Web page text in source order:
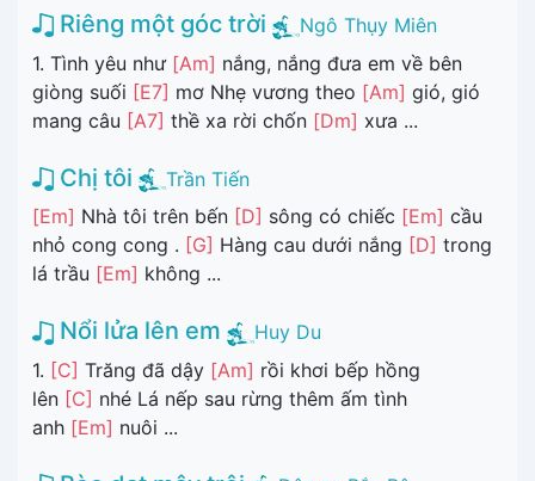
Riêng một góc trời
Ngô Thụy Miên
1. Tình yêu như [Am] nắng, nắng đưa em về bên
giòng suối [E7] mơ Nhẹ vương theo [Am] gió, gió
mang câu [A7] thề xa rời chốn [Dm] xưa ...
Chị tôi
Trần Tiến
[Em] Nhà tôi trên bến [D] sông có chiếc [Em] cầu
nhỏ cong cong . [G] Hàng cau dưới nắng [D] trong
lá trầu [Em] không ...
Nổi lửa lên em
Huy Du
1. [C] Trăng đã dậy [Am] rồi khơi bếp hồng
lên [C] nhé Lá nếp sau rừng thêm ấm tình
anh [Em] nuôi ...